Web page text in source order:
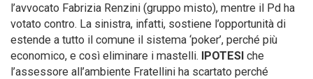
l’avvocato Fabrizia Renzini (gruppo misto), mentre il Pd ha
votato contro. La sinistra, infatti, sostiene l’opportunità di
estende a tutto il comune il sistema ‘poker’, perché più
economico, e così eliminare i mastelli.
IPOTESI che
l’assessore all’ambiente Fratellini ha scartato perché